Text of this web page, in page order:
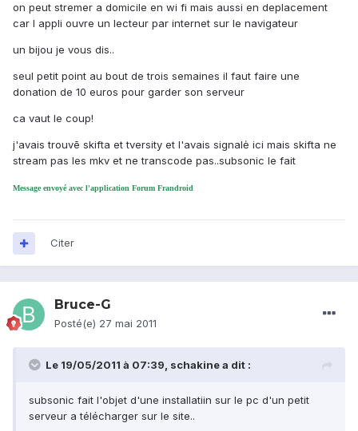
on peut stremer a domicile en wi fi mais aussi en deplacement
car l appli ouvre un lecteur par internet sur le navigateur
un bijou je vous dis..
seul petit point au bout de trois semaines il faut faire une
donation de 10 euros pour garder son serveur
ca vaut le coup!
j'avais trouvē skifta et tversity et l'avais signalė ici mais skifta ne
stream pas les mkv et ne transcode pas..subsonic le fait
Message envoyé avec l'application Forum Frandroid
Citer
Bruce-G
Posté(e) 27 mai 2011
Le 19/05/2011 à 07:39, schakine a dit :
subsonic fait l'objet d'une installatiin sur le pc d'un petit
serveur a télécharger sur le site..